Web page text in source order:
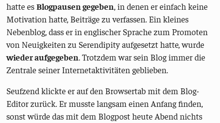
hatte esBlogpausen gegeben, in denen er einfach keine
Motivation hatte, Beiträge zu verfassen. Ein kleines
Nebenblog, dass er in englischer Sprache zum Promoten
von Neuigkeiten zu Serendipity aufgesetzt hatte, wurde
wieder aufgegeben. Trotzdem war sein Blog immer die
Zentrale seiner Internetaktivitäten geblieben.
Seufzend klickte er auf den Browsertab mit dem Blog-
Editor zurück. Er musste langsam einen Anfang finden,
sonst würde das mit dem Blogpost heute Abend nichts